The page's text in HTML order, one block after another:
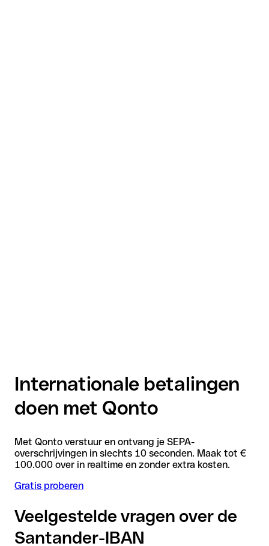
Internationale betalingen
doen met Qonto
Met Qonto verstuur en ontvang je SEPA-
overschrijvingen in slechts 10 seconden. Maak tot €
100.000 over in realtime en zonder extra kosten.
Gratis proberen
Veelgestelde vragen over de
Santander-IBAN